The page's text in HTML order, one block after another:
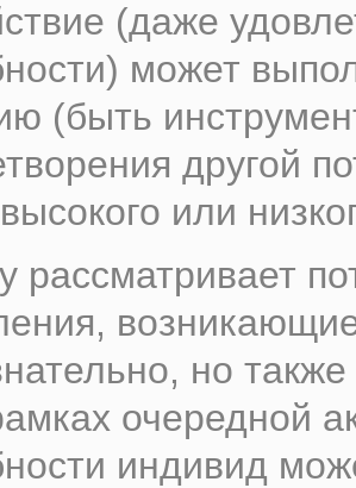
(даже
может
(быть
другой
или
рассматривает
но также
очередной
индивид